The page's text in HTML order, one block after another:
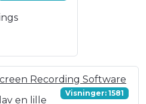
Recording Software
Visninger: 1581
en lille